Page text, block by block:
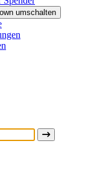
umschalten